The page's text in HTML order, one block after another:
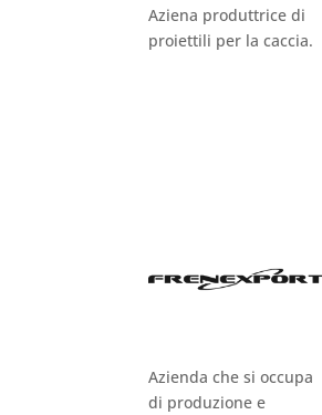
Aziena produttrice di
proiettili per la caccia.
Azienda che si occupa
di produzione e